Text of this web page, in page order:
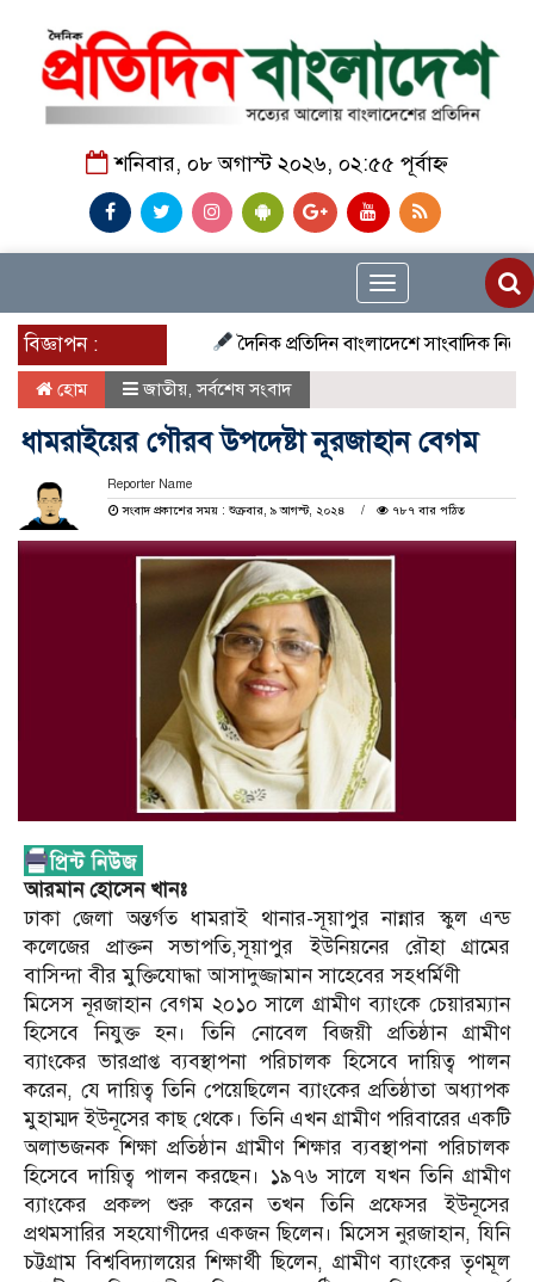
শনিবার, ০৮ অগাস্ট ২০২৬, ০২:৫৫ পূর্বাহ্ন
Toggle
navigation
বিজ্ঞাপন :
দৈনিক প্রতিদিন বাংলাদেশে সাংবাদিক নিয়োগ
হোম জাতীয়,সর্বশেষ সংবাদ
ধামরাইয়ের গৌরব উপদেষ্টা নূরজাহান বেগম
Reporter Name
সংবাদ প্রকাশের সময় : শুক্রবার, ৯ আগস্ট, ২০২৪
৭৮৭ বার পঠিত
আরমান হোসেন খানঃ
ঢাকা জেলা অন্তর্গত ধামরাই থানার-সূয়াপুর নান্নার স্কুল এন্ড
কলেজের প্রাক্তন সভাপতি,সূয়াপুর ইউনিয়নের রৌহা গ্রামের
বাসিন্দা বীর মুক্তিযোদ্ধা আসাদুজ্জামান সাহেবের সহধর্মিণী
মিসেস নূরজাহান বেগম ২০১০ সালে গ্রামীণ ব্যাংকে চেয়ারম্যান
হিসেবে নিযুক্ত হন। তিনি নোবেল বিজয়ী প্রতিষ্ঠান গ্রামীণ
ব্যাংকের ভারপ্রাপ্ত ব্যবস্থাপনা পরিচালক হিসেবে দায়িত্ব পালন
করেন, যে দায়িত্ব তিনি পেয়েছিলেন ব্যাংকের প্রতিষ্ঠাতা অধ্যাপক
মুহাম্মদ ইউনূসের কাছ থেকে। তিনি এখন গ্রামীণ পরিবারের একটি
অলাভজনক শিক্ষা প্রতিষ্ঠান গ্রামীণ শিক্ষার ব্যবস্থাপনা পরিচালক
হিসেবে দায়িত্ব পালন করছেন। ১৯৭৬ সালে যখন তিনি গ্রামীণ
ব্যাংকের প্রকল্প শুরু করেন তখন তিনি প্রফেসর ইউনূসের
প্রথমসারির সহযোগীদের একজন ছিলেন। মিসেস নুরজাহান, যিনি
চট্টগ্রাম বিশ্ববিদ্যালয়ের শিক্ষার্থী ছিলেন, গ্রামীণ ব্যাংকের তৃণমূল